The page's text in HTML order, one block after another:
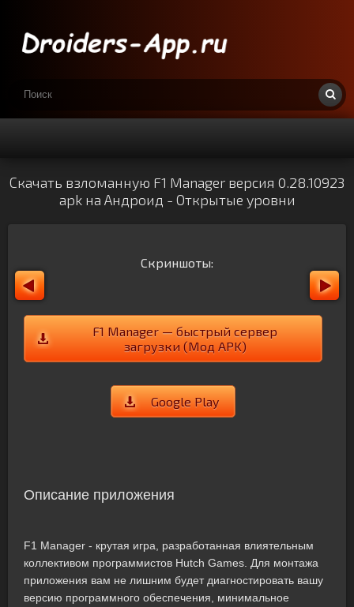
Скачать взломанную F1 Manager версия 0.28.10923
apk на Андроид - Открытые уровни
Скриншоты:
F1 Manager — быстрый сервер
загрузки (Мод APK)
Google Play
Описание приложения
F1 Manager - крутая игра, разработанная влиятельным
коллективом программистов Hutch Games. Для монтажа
приложения вам не лишним будет диагностировать вашу
версию программного обеспечения, минимальное